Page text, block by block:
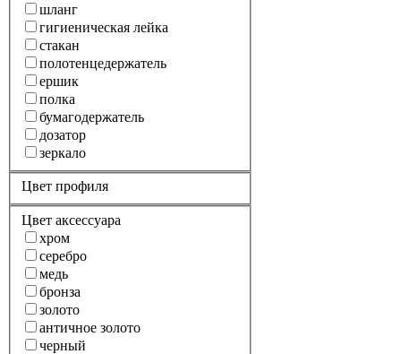
шланг
гигиеническая лейка
стакан
полотенцедержатель
ершик
полка
бумагодержатель
дозатор
зеркало
Цвет профиля
Цвет аксессуара
хром
серебро
медь
бронза
золото
античное золото
черный